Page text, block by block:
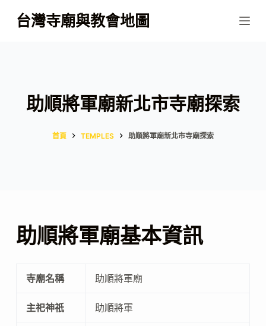
跳
至
台灣寺廟與教會地圖
助順將軍廟新北市寺廟探索
首頁 TEMPLES 助順將軍廟新北市寺廟探索
助順將軍廟基本資訊
寺廟名稱 助順將軍廟
主祀神祇 助順將軍